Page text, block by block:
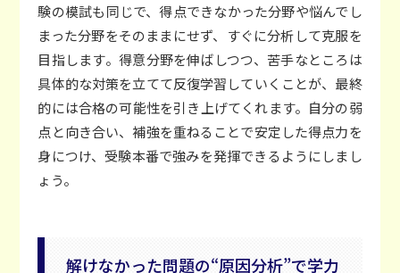
験の模試も同じで、得点できなかった分野や悩んでし
まった分野をそのままにせず、すぐに分析して克服を
目指します。得意分野を伸ばしつつ、苦手なところは
具体的な対策を立てて反復学習していくことが、最終
的には合格の可能性を引き上げてくれます。自分の弱
点と向き合い、補強を重ねることで安定した得点力を
身につけ、受験本番で強みを発揮できるようにしまし
ょう。
解けなかった問題の“原因分析”で学力